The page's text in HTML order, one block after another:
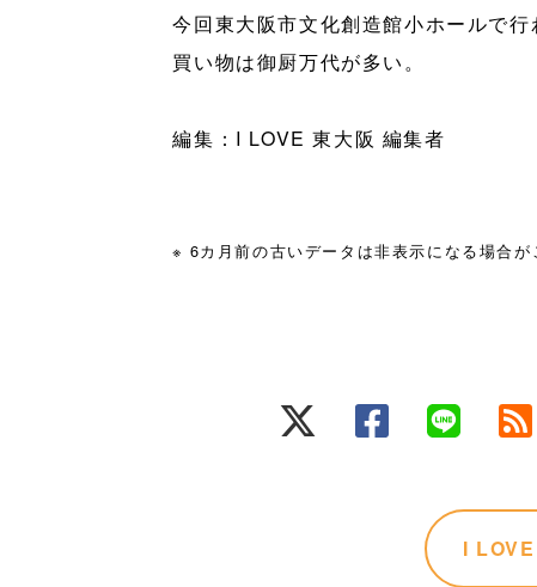
今回東大阪市文化創造館小ホールで
買い物は御厨万代が多い。
編集：I LOVE 東大阪 編集者
※ 6カ月前の古いデータは非表示になる場合が
I